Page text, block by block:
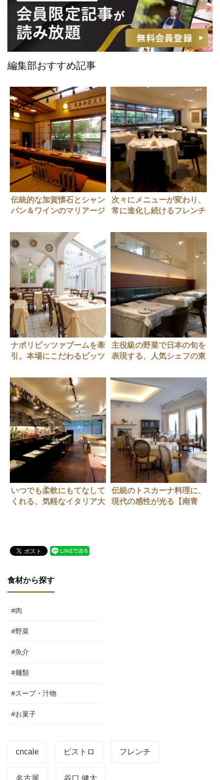
編集部おすすめ記事
伝統的な加賀懐石とシャン
パン＆ワインのマリアージ
和食】加賀生麩割烹 神楽
坂 前田
次々にメニューが変わり、
常に進化し続けるフレンチ
ンチ】MONNA LISA（モ
ナリザ）恵比寿本店
ナポリピッツァブームを牽
引。本場にこだわるピッツ
青山・イタリアン】
Napule 南青山本店 （ナプ
レ）
主役級の野菜で日本の旬を
表現する、人気シェフの東
ン】IL GHIOTTONE（イル
ギオットーネ）丸の内店
いつでも柔軟にもてなして
くれる、気軽なイタリア大
伝統のトスカーナ料理に、
現代の感性が光る【南青
食材から探す
#肉
#野菜
#魚介
#麺類
#スープ・汁物
#お菓子
cncale ビストロ フレンチ